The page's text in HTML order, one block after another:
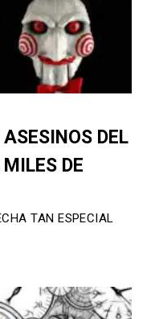
DEL
DE
TAN ESPECIAL